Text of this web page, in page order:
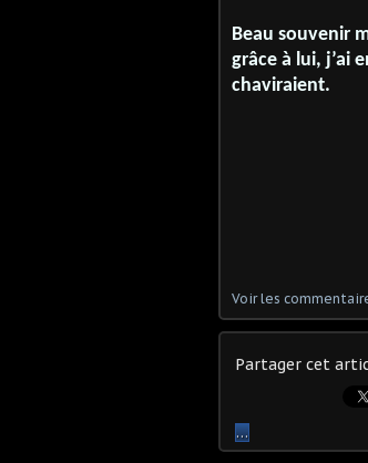
Beau souvenir
grâce à lui, j’ai
chaviraient.
Voir les
Partager cet
…